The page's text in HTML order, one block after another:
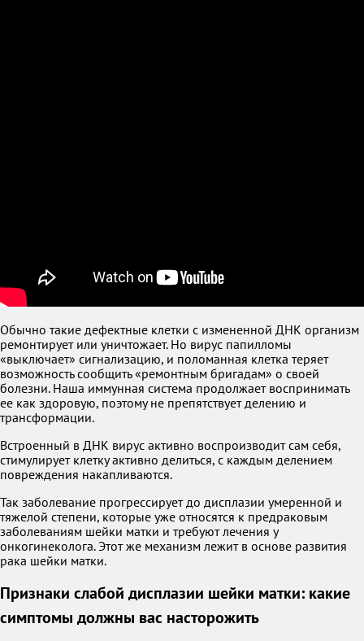
Обычно такие дефектные клетки с измененной ДНК организм
ремонтирует или уничтожает. Но вирус папилломы
«выключает» сигнализацию, и поломанная клетка теряет
возможность сообщить «ремонтным бригадам» о своей
болезни. Наша иммунная система продолжает воспринимать
ее как здоровую, поэтому не препятствует делению и
трансформации.
Встроенный в ДНК вирус активно воспроизводит сам себя,
стимулирует клетку активно делиться, с каждым делением
повреждения накапливаются.
Так заболевание прогрессирует до дисплазии умеренной и
тяжелой степени, которые уже относятся к предраковым
заболеваниям шейки матки и требуют лечения у
онкогинеколога. Этот же механизм лежит в основе развития
рака шейки матки.
Признаки слабой дисплазии шейки матки: какие
симптомы должны вас насторожить